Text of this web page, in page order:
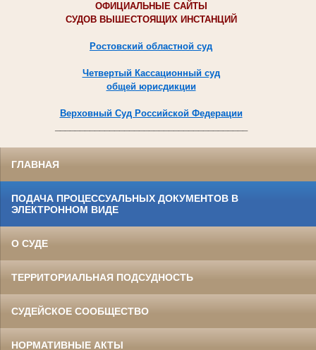
ОФИЦИАЛЬНЫЕ САЙТЫ
СУДОВ ВЫШЕСТОЯЩИХ ИНСТАНЦИЙ
Ростовский областной суд
Четвертый Кассационный суд
общей юрисдикции
Верховный Суд Российской Федерации
ГЛАВНАЯ
ПОДАЧА ПРОЦЕССУАЛЬНЫХ ДОКУМЕНТОВ В
ЭЛЕКТРОННОМ ВИДЕ
О СУДЕ
ТЕРРИТОРИАЛЬНАЯ ПОДСУДНОСТЬ
СУДЕЙСКОЕ СООБЩЕСТВО
НОРМАТИВНЫЕ АКТЫ